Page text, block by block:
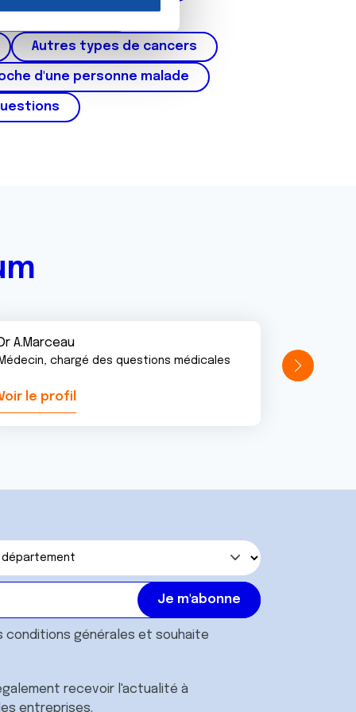
informations que
du testicule
Autres types de cancers
d'une personne malade
A.Marceau
chargé des questions médicales
le profil
conditions générales et souhaite
recevoir l'actualité à
entreprises.